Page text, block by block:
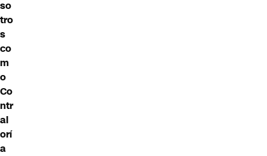
so
tro
s
co
m
o
Co
ntr
al
orí
a